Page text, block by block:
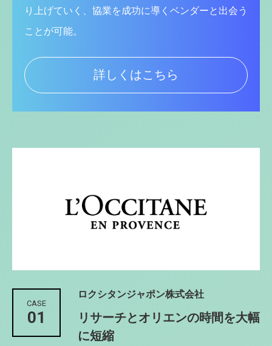
り上げていく、協業を成功に導くベンダーと出会う
ことが可能。
詳しくはこちら
CASE
01
ロクシタンジャポン株式会社
リサーチとオリエンの時間を大幅
に短縮